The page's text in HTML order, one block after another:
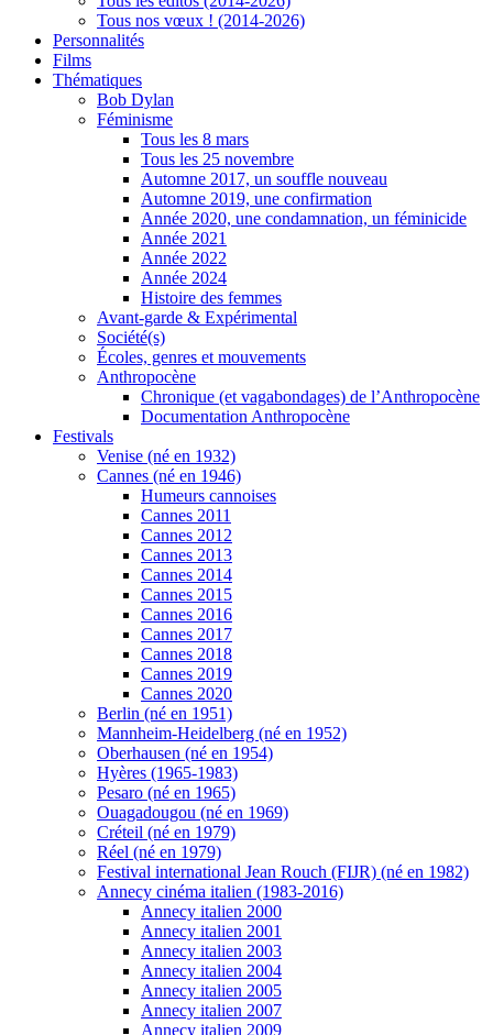
Tous nos vœux ! (2014-2026)
Personnalités
Films
Thématiques
Bob Dylan
Féminisme
Tous les 8 mars
Tous les 25 novembre
Automne 2017, un souffle nouveau
Automne 2019, une confirmation
Année 2020, une condamnation, un féminicide
Année 2021
Année 2022
Année 2024
Histoire des femmes
Avant-garde & Expérimental
Société(s)
Écoles, genres et mouvements
Anthropocène
Chronique (et vagabondages) de l’Anthropocène
Documentation Anthropocène
Festivals
Venise (né en 1932)
Cannes (né en 1946)
Humeurs cannoises
Cannes 2011
Cannes 2012
Cannes 2013
Cannes 2014
Cannes 2015
Cannes 2016
Cannes 2017
Cannes 2018
Cannes 2019
Cannes 2020
Berlin (né en 1951)
Mannheim-Heidelberg (né en 1952)
Oberhausen (né en 1954)
Hyères (1965-1983)
Pesaro (né en 1965)
Ouagadougou (né en 1969)
Créteil (né en 1979)
Réel (né en 1979)
Festival international Jean Rouch (FIJR) (né en 1982)
Annecy cinéma italien (1983-2016)
Annecy italien 2000
Annecy italien 2001
Annecy italien 2003
Annecy italien 2004
Annecy italien 2005
Annecy italien 2007
Annecy italien 2009